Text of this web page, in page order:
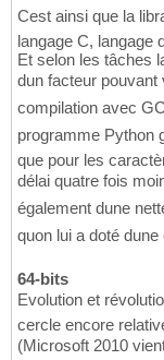
Cest ainsi que la
langage C, langage
Et selon les tâches
dun facteur
compilation avec
programme Python
que pour les
délai quatre fois
également dune
quon lui a doté
64-bits
Evolution et
cercle encore
(Microsoft 2010